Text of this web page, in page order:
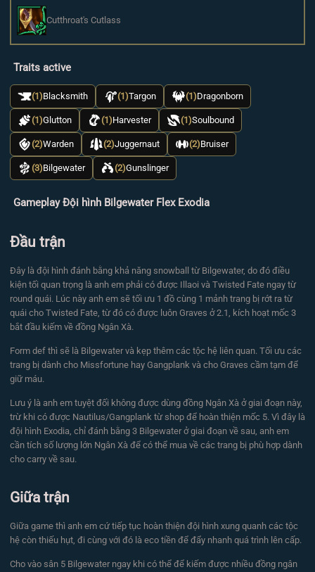
Cutthroat's Cutlass
Traits active
(1)Blacksmith (1)Targon (1)Dragonborn
(1)Glutton (1)Harvester (1)Soulbound
(2)Warden (2)Juggernaut (2)Bruiser
(3)Bilgewater (2)Gunslinger
Gameplay Đội hình Bilgewater Flex Exodia
Đầu trận
Đây là đội hình đánh bằng khả năng snowball từ Bilgewater, do đó điều
kiện tối quan trọng là anh em phải có được Illaoi và Twisted Fate ngay từ
round quái. Lúc này anh em sẽ tối ưu 1 đồ cùng 1 mảnh trang bị rớt ra từ
quái cho Twisted Fate, từ đó có được luôn Graves ở 2.1, kích hoạt mốc 3
bắt đầu kiếm về đồng Ngân Xà.
Form def thì sẽ là Bilgewater và kẹp thêm các tộc hệ liên quan. Tối ưu các
trang bị dành cho Missfortune hay Gangplank và cho Graves cầm tạm để
giữ máu.
Lưu ý là anh em tuyệt đối không được dùng đồng Ngân Xà ở giai đoạn này,
trừ khi có được Nautilus/Gangplank từ shop để hoàn thiện mốc 5. Vì đây là
đội hình Exodia, chỉ đánh bằng 3 Bilgewater ở giai đoạn về sau, anh em
cần tích số lượng lớn Ngân Xà để có thể mua về các trang bị phù hợp dành
cho carry về sau.
Giữa trận
Giữa game thì anh em cứ tiếp tục hoàn thiện đội hình xung quanh các tộc
hệ còn thiếu hụt, đi cùng với đó là eco tiền để đẩy nhanh quá trình lên cấp.
Cho vào sân 5 Bilgewater ngay khi có thể để kiếm được nhiều đồng ngân